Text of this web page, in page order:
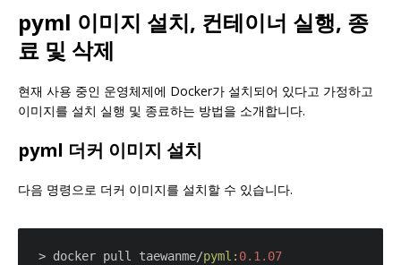
pyml 이미지 설치, 컨테이너 실행, 종
료 및 삭제
현재 사용 중인 운영체제에 Docker가 설치되어 있다고 가정하고
이미지를 설치 실행 및 종료하는 방법을 소개합니다.
pyml 더커 이미지 설치
다음 명령으로 더커 이미지를 설치할 수 있습니다.
> docker pull taewanme/pyml: 0.1 .07